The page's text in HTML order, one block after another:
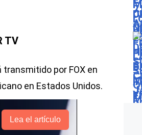
TV
transmitido por FOX en
en Estados Unidos.
Lea el artículo